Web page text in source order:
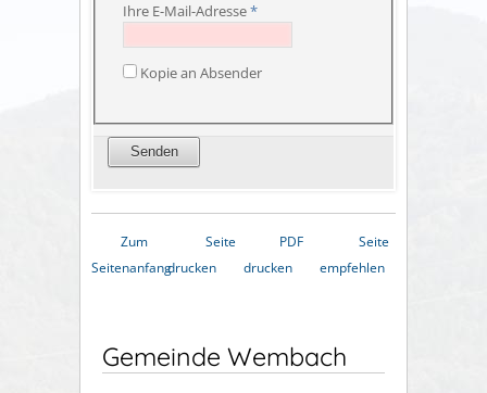
Ihre E-Mail-Adresse*
Kopie an Absender
Zum
Seitenanfang
Seite
drucken
PDF
drucken
Seite
empfehlen
Gemeinde Wembach